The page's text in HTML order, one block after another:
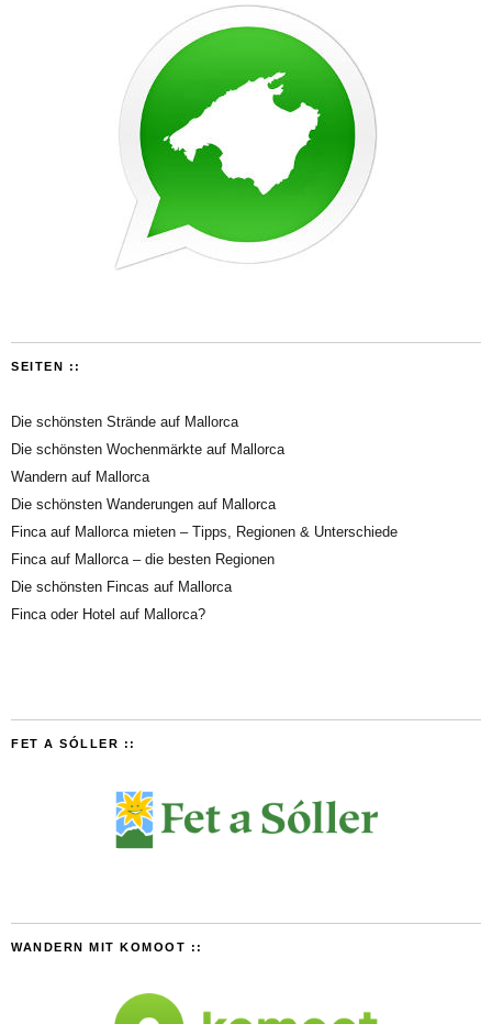
SEITEN ::
Die schönsten Strände auf Mallorca
Die schönsten Wochenmärkte auf Mallorca
Wandern auf Mallorca
Die schönsten Wanderungen auf Mallorca
Finca auf Mallorca mieten – Tipps, Regionen & Unterschiede
Finca auf Mallorca – die besten Regionen
Die schönsten Fincas auf Mallorca
Finca oder Hotel auf Mallorca?
FET A SÓLLER ::
WANDERN MIT KOMOOT ::